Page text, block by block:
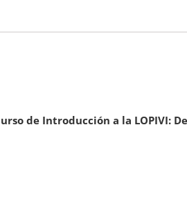
de Introducción a la LOPIVI: